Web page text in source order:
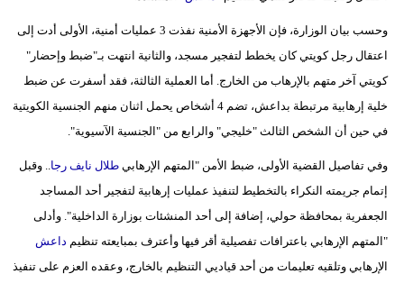
مدوَّنات
أبراج
فيديو
وحسب بيان الوزارة، فإن الأجهزة الأمنية نفذت 3 عمليات أمنية، الأولى أدت إلى
اعتقال رجل كويتي كان يخطط لتفجير مسجد، والثانية انتهت بـ"ضبط وإحضار"
كويتي آخر متهم بالإرهاب من الخارج. أما العملية الثالثة، فقد أسفرت عن ضبط
خلية إرهابية مرتبطة بداعش، تضم 4 أشخاص يحمل اثنان منهم الجنسية الكويتية
في حين أن الشخص الثالث "خليجي" والرابع من "الجنسية الآسيوية".
وفي تفاصيل القضية الأولى، ضبط الأمن "المتهم الإرهابي طلال نايف رجا .. وقبل
إتمام جريمته النكراء بالتخطيط لتنفيذ عمليات إرهابية لتفجير أحد المساجد
الجعفرية بمحافظة حولي، إضافة إلى أحد المنشئات بوزارة الداخلية". وأدلى
"المتهم الإرهابي باعترافات تفصيلية أقر فيها وأعترف بمبايعته تنظيم داعش
الإرهابي وتلقيه تعليمات من أحد قياديي التنظيم بالخارج، وعقده العزم على تنفيذ